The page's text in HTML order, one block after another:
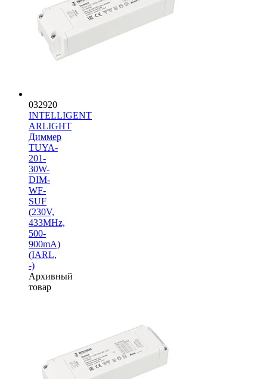
032920
INTELLIGENT
ARLIGHT
Диммер
TUYA-
201-
30W-
DIM-
WF-
SUF
(230V,
433MHz,
500-
900mA)
(IARL,
-)
Архивный
товар